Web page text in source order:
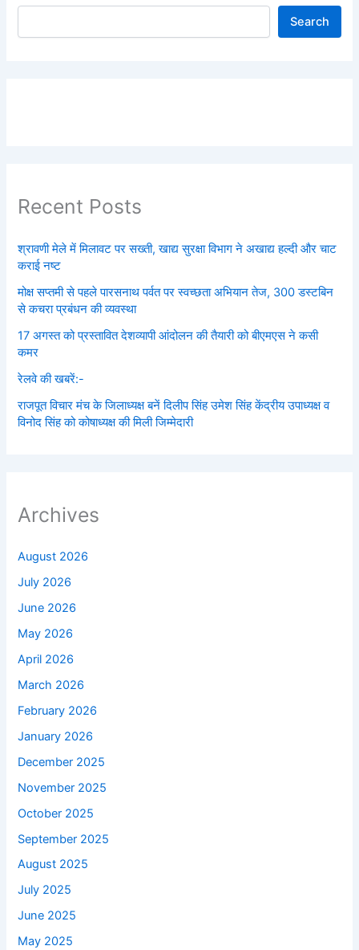
Search
Recent Posts
श्रावणी मेले में मिलावट पर सख्ती, खाद्य सुरक्षा विभाग ने अखाद्य हल्दी और चाट
कराई नष्ट
मोक्ष सप्तमी से पहले पारसनाथ पर्वत पर स्वच्छता अभियान तेज, 300 डस्टबिन
से कचरा प्रबंधन की व्यवस्था
17 अगस्त को प्रस्तावित देशव्यापी आंदोलन की तैयारी को बीएमएस ने कसी
कमर
रेलवे की खबरें:-
राजपूत विचार मंच के जिलाध्यक्ष बनें‌ दिलीप सिंह उमेश सिंह केंद्रीय उपाध्यक्ष व
विनोद सिंह को कोषाध्यक्ष की मिली जिम्मेदारी
Archives
August 2026
July 2026
June 2026
May 2026
April 2026
March 2026
February 2026
January 2026
December 2025
November 2025
October 2025
September 2025
August 2025
July 2025
June 2025
May 2025